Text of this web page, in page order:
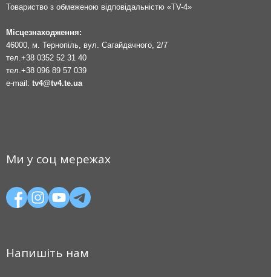
Товариство з обмеженою відповідальністю «TV-4»
Місцезнаходження:
46000, м. Тернопіль, вул. Сагайдачного, 2/7
тел.+38 0352 52 31 40
тел.+38 096 89 57 039
e-mail: tv4@tv4.te.ua
Ми у соц мережах
Напишіть нам